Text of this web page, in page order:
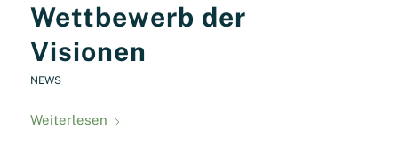
Wettbewerb der
Visionen
NEWS
Weiterlesen